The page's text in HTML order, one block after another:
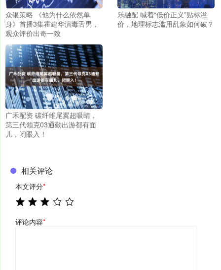
众银策略 《他为什么依然单
身》首播3集霍建华演毒舌男，
观众评价出奇一致
乐融配 喊着“低价正义”贴标溢
价，地理标志滥用乱象如何破？
广禾配资 碳纤维尾翼超吸睛，
第三代领克03通勤出游都有面
儿，闭眼入！
相关评论
本文评分*
评论内容*